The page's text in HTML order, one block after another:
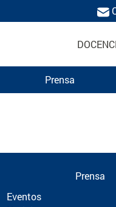
Prensa
Prensa
Eventos